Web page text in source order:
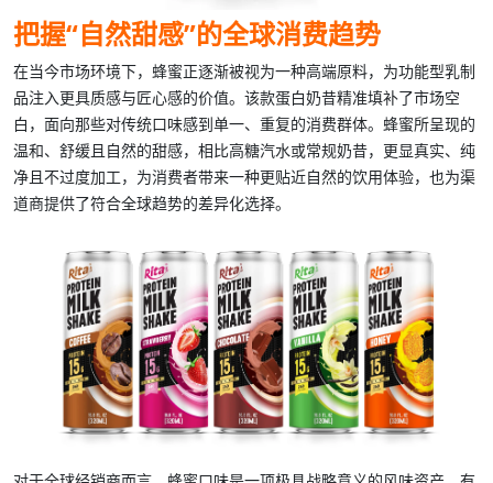
把握“自然甜感”的全球消费趋势
在当今市场环境下，蜂蜜正逐渐被视为一种高端原料，为功能型乳制
品注入更具质感与匠心感的价值。该款蛋白奶昔精准填补了市场空
白，面向那些对传统口味感到单一、重复的消费群体。蜂蜜所呈现的
温和、舒缓且自然的甜感，相比高糖汽水或常规奶昔，更显真实、纯
净且不过度加工，为消费者带来一种更贴近自然的饮用体验，也为渠
道商提供了符合全球趋势的差异化选择。